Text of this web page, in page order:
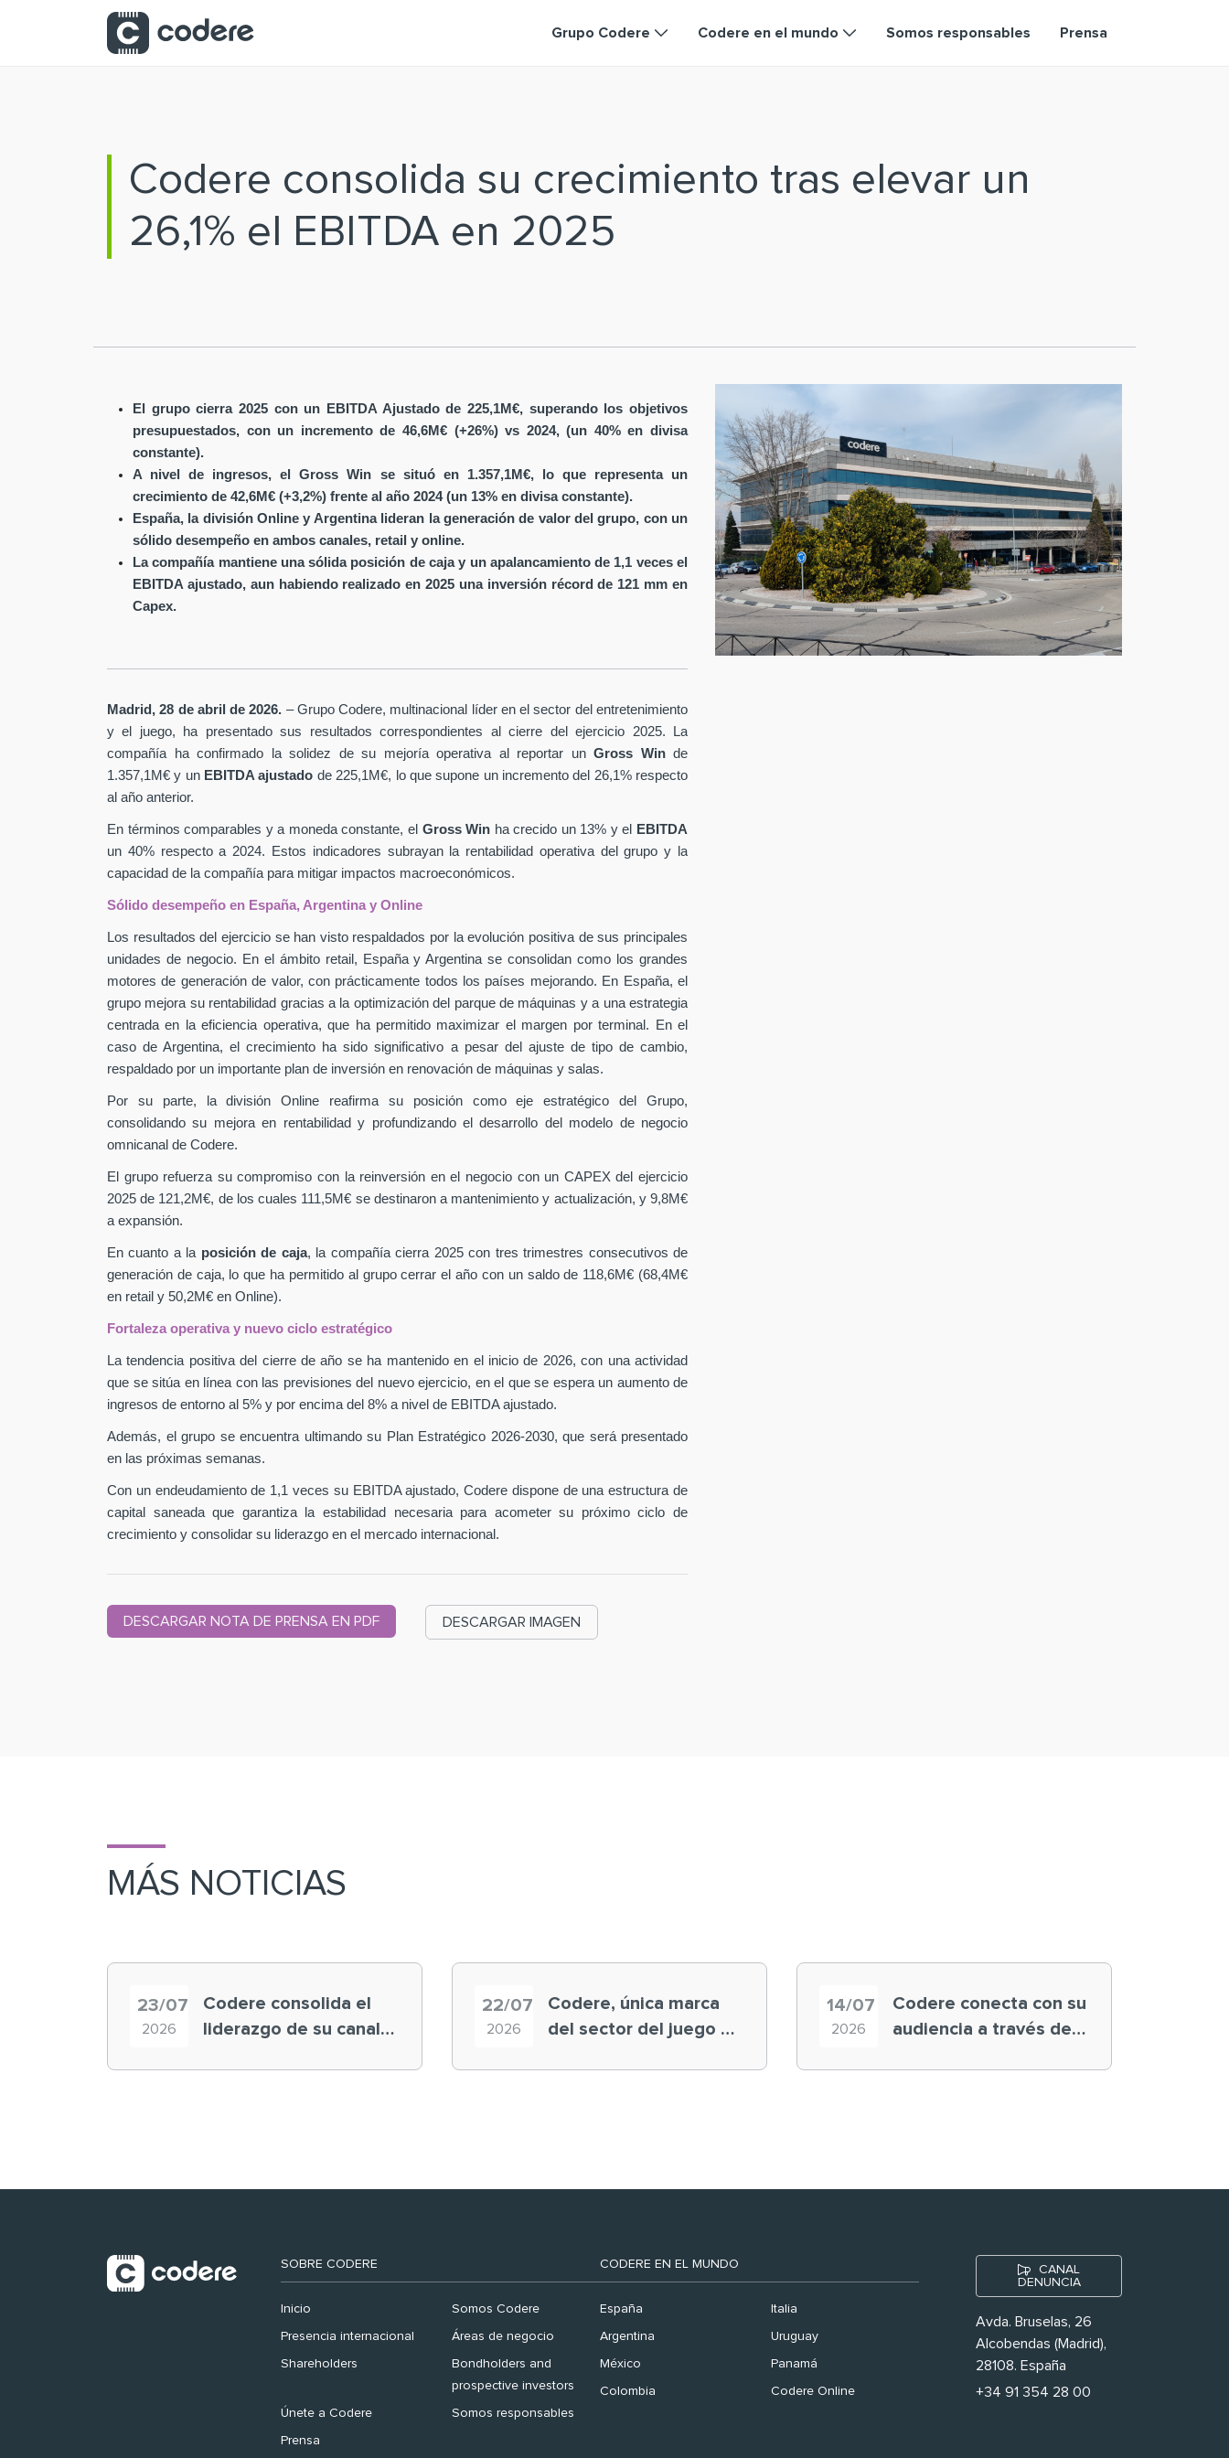
Saltar al contenido principal
Grupo Codere Codere en el mundo Somos responsables Prensa
Codere consolida su crecimiento tras elevar un
26,1% el EBITDA en 2025
El grupo cierra 2025 con un EBITDA Ajustado de 225,1M€, superando los objetivos
presupuestados, con un incremento de 46,6M€ (+26%) vs 2024, (un 40% en divisa
constante).
A nivel de ingresos, el Gross Win se situó en 1.357,1M€, lo que representa un
crecimiento de 42,6M€ (+3,2%) frente al año 2024 (un 13% en divisa constante).
España, la división Online y Argentina lideran la generación de valor del grupo, con un
sólido desempeño en ambos canales, retail y online.
La compañía mantiene una sólida posición de caja y un apalancamiento de 1,1 veces el
EBITDA ajustado, aun habiendo realizado en 2025 una inversión récord de 121 mm en
Capex.
Madrid, 28 de abril de 2026. – Grupo Codere, multinacional líder en el sector del entretenimiento
y el juego, ha presentado sus resultados correspondientes al cierre del ejercicio 2025. La
compañía ha confirmado la solidez de su mejoría operativa al reportar un Gross Win de
1.357,1M€ y un EBITDA ajustado de 225,1M€, lo que supone un incremento del 26,1% respecto
al año anterior.
En términos comparables y a moneda constante, el Gross Win ha crecido un 13% y el
EBITDA
un 40% respecto a 2024. Estos indicadores subrayan la rentabilidad operativa del grupo y la
capacidad de la compañía para mitigar impactos macroeconómicos.
Sólido desempeño en España, Argentina y Online
Los resultados del ejercicio se han visto respaldados por la evolución positiva de sus principales
unidades de negocio. En el ámbito retail, España y Argentina se consolidan como los grandes
motores de generación de valor, con prácticamente todos los países mejorando. En España, el
grupo mejora su rentabilidad gracias a la optimización del parque de máquinas y a una estrategia
centrada en la eficiencia operativa, que ha permitido maximizar el margen por terminal. En el
caso de Argentina, el crecimiento ha sido significativo a pesar del ajuste de tipo de cambio,
respaldado por un importante plan de inversión en renovación de máquinas y salas.
Por su parte, la división Online reafirma su posición como eje estratégico del Grupo,
consolidando su mejora en rentabilidad y profundizando el desarrollo del modelo de negocio
omnicanal de Codere.
El grupo refuerza su compromiso con la reinversión en el negocio con un CAPEX del ejercicio
2025 de 121,2M€, de los cuales 111,5M€ se destinaron a mantenimiento y actualización, y 9,8M€
a expansión.
En cuanto a la posición de caja, la compañía cierra 2025 con tres trimestres consecutivos de
generación de caja, lo que ha permitido al grupo cerrar el año con un saldo de 118,6M€ (68,4M€
en retail y 50,2M€ en Online).
Fortaleza operativa y nuevo ciclo estratégico
La tendencia positiva del cierre de año se ha mantenido en el inicio de 2026, con una actividad
que se sitúa en línea con las previsiones del nuevo ejercicio, en el que se espera un aumento de
ingresos de entorno al 5% y por encima del 8% a nivel de EBITDA ajustado.
Además, el grupo se encuentra ultimando su Plan Estratégico 2026-2030, que será presentado
en las próximas semanas.
Con un endeudamiento de 1,1 veces su EBITDA ajustado, Codere dispone de una estructura de
capital saneada que garantiza la estabilidad necesaria para acometer su próximo ciclo de
crecimiento y consolidar su liderazgo en el mercado internacional.
DESCARGAR NOTA DE PRENSA EN PDF DESCARGAR IMAGEN
MÁS NOTICIAS
23/07
2026
Codere consolida el
liderazgo de su canal
22/07
2026
Codere, única marca
del sector del juego en
14/07
2026
Codere conecta con su
audiencia a través de
SOBRE CODERE
Inicio Somos Codere
Presencia internacional Áreas de negocio
Shareholders
Bondholders and
prospective investors
Únete a Codere Somos responsables
Prensa
CODERE EN EL MUNDO
España Italia
Argentina Uruguay
México Panamá
Colombia Codere Online
CANAL
DENUNCIA
Avda. Bruselas, 26
Alcobendas (Madrid),
28108. España
+34 91 354 28 00